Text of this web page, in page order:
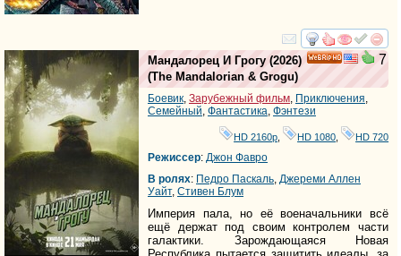
смотреть
7
Мандалорец И Грогу (2026)
(The Mandalorian & Grogu)
Боевик, Зарубежный фильм, Приключения,
Семейный, Фантастика, Фэнтези
HD 2160р HD 1080 HD 720
Режиссер: Джон Фавро
В ролях: Педро Паскаль, Джереми Аллен
Уайт, Стивен Блум
Империя пала, но её военачальники всё
ещё держат под своим контролем части
галактики. Зарождающаяся Новая